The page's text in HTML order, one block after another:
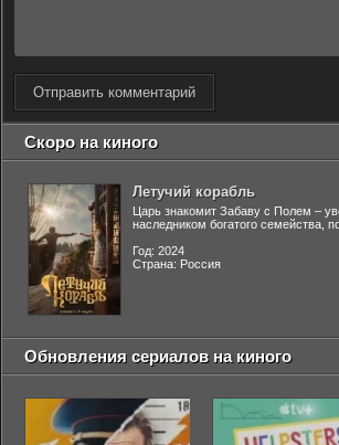
Отправить комментарий
Скоро на киного
Летучий корабль
Царь знакомит Забаву с Полем –
наследником богатого семейства,
Год: 2024
Страна: Россия
Обновления сериалов на киного